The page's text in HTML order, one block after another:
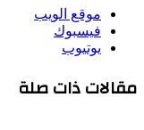
موقع الويب
فيسبوك
يوتيوب
مقالات ذات صلة